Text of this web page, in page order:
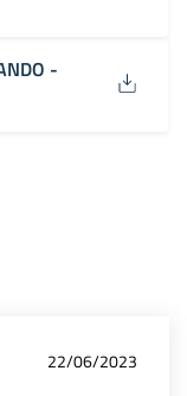
-
22/06/2023